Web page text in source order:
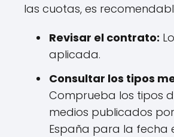
las cuotas, es
Revisar el contrato:
aplicada.
Consultar los tipos
Comprueba los tipos
medios publicados
España para la fecha